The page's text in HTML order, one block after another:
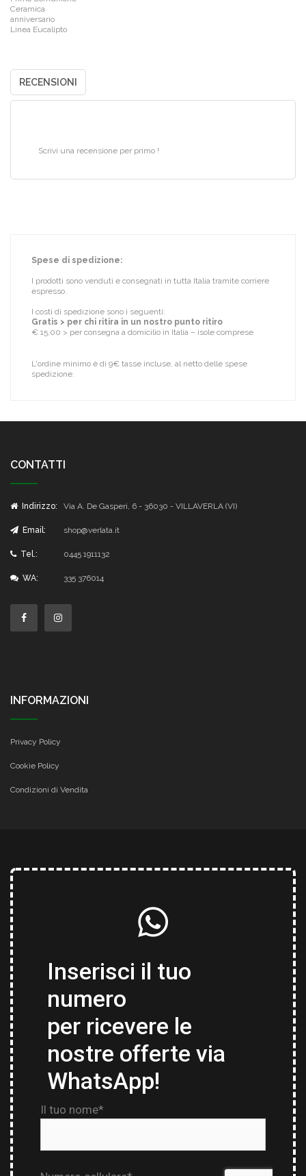
Ceramica
anniversario
Linea Eucalipto
RECENSIONI
Scrivi una recensione per primo !
Spese di spedizione:
I prodotti sono venduti e consegnati in tutta Italia tramite corriere
espresso.
I costi di spedizione sono i seguenti:
Gratis > per chi ritira in un nostro punto ritiro
€ 15,00 > per consegna a domicilio in Italia – isole comprese
L'ordine minimo è di 9€ tasse incluse, al netto delle spese
spedizione.
CONTATTI
Indirizzo: Via A. De Gasperi, 6 - 36030 - VILLAVERLA (VI)
Email: shop@verlata.it
Tel.: 0445 1911132
WA: 335 376014
INFORMAZIONI
Privacy Policy
Cookie Policy
Condizioni di Vendita